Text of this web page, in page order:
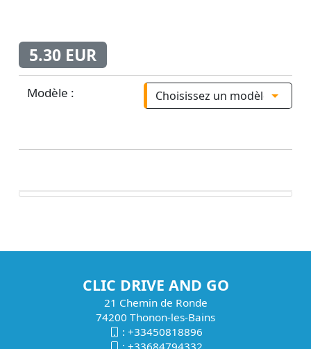
5.30 EUR
Modèle :
CLIC DRIVE AND GO
21 Chemin de Ronde
74200 Thonon-les-Bains
: +33450818896
: +33684794332